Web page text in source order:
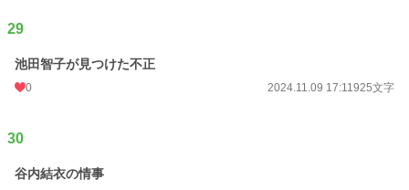
29
池田智子が見つけた不正
0 2024.11.09 17:11925文字
30
谷内結衣の情事